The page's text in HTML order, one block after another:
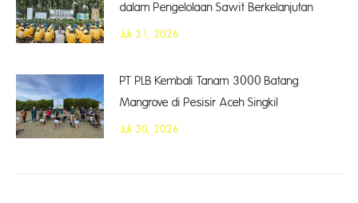
dalam Pengelolaan Sawit Berkelanjutan
Juli 31, 2026
PT PLB Kembali Tanam 3000 Batang
Mangrove di Pesisir Aceh Singkil
Juli 30, 2026